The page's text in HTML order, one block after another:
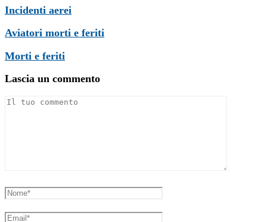
Incidenti aerei
Aviatori morti e feriti
Morti e feriti
Lascia un commento